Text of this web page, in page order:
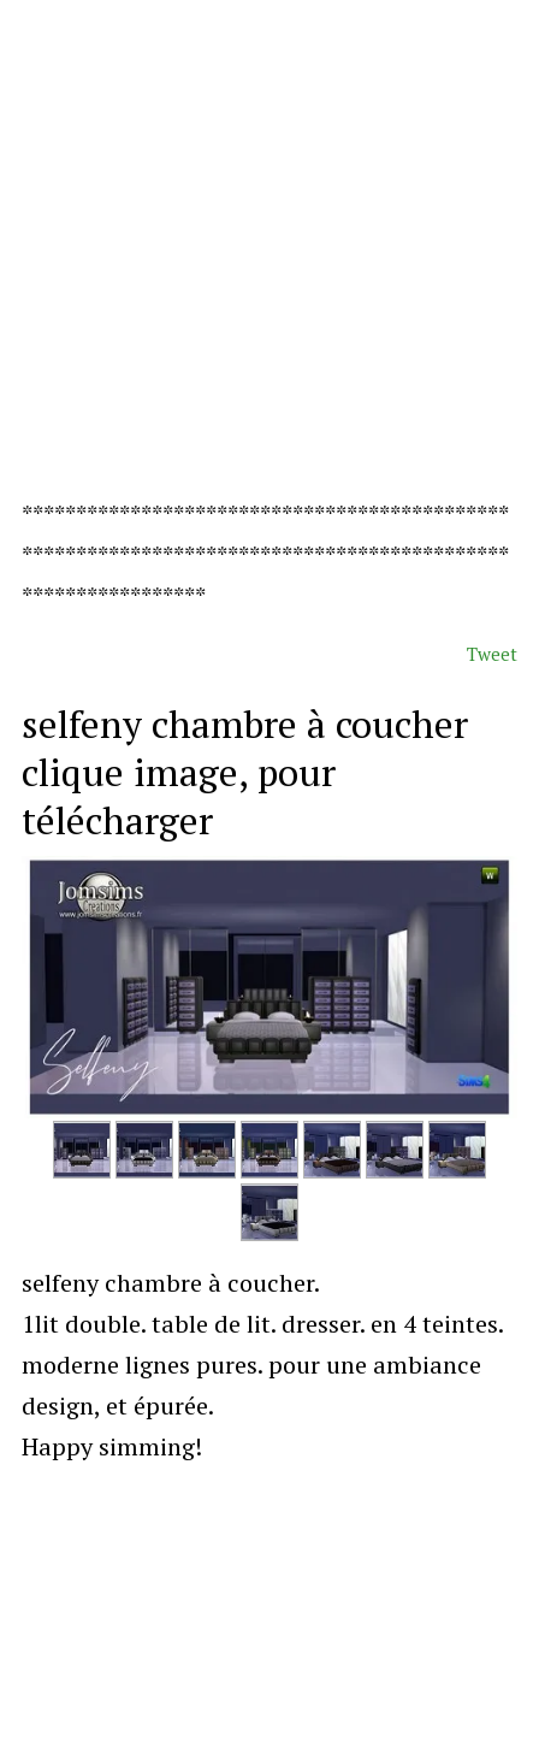
*********************************************
*********************************************
*****************
Tweet
selfeny chambre à coucher
clique image, pour
télécharger
selfeny chambre à coucher.
1lit double. table de lit. dresser. en 4 teintes.
moderne lignes pures. pour une ambiance
design, et épurée.
Happy simming!